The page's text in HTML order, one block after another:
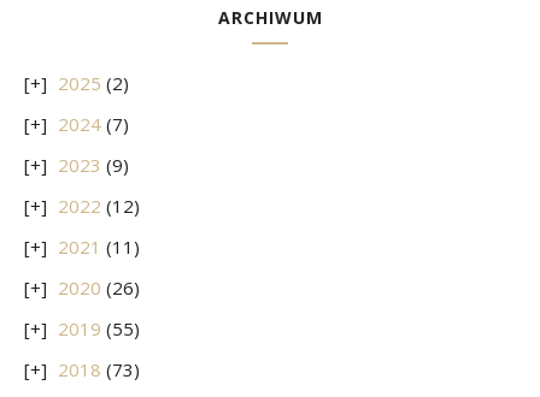
ARCHIWUM
2025 (2)
2024 (7)
2023 (9)
2022 (12)
2021 (11)
2020 (26)
2019 (55)
2018 (73)